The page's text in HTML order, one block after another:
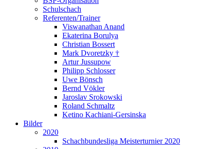
Schulschach
Referenten/Trainer
Viswanathan Anand
Ekaterina Borulya
Christian Bossert
Mark Dvoretzky †
Artur Jussupow
Philipp Schlosser
Uwe Bönsch
Bernd Vökler
Jaroslav Srokowski
Roland Schmaltz
Ketino Kachiani-Gersinska
Bilder
2020
Schachbundesliga Meisterturnier 2020